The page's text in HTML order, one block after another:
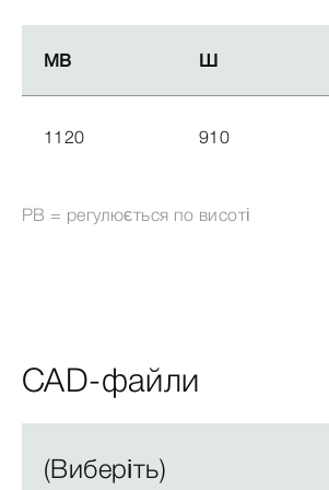
МВ Ш
МВ Ш
1120 910
РВ = регулюється по висоті
CAD-файли
(Виберіть)